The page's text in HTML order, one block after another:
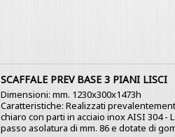
SCAFFALE PREV BASE 3 PIANI LISCI
Dimensioni: mm. 1230x300x1473h
Caratteristiche: Realizzati
chiaro con parti in acciaio inox AISI 304
passo asolatura di mm. 86 e dotate di